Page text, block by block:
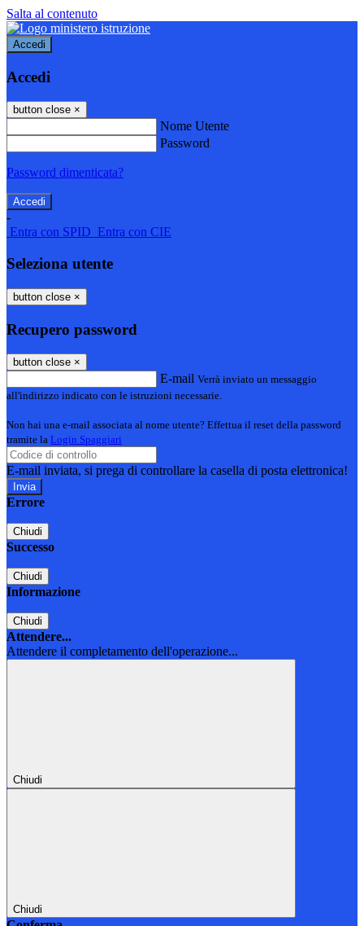
Salta al contenuto
Accedi
Accedi
button close ×
Nome Utente
Password
Password dimenticata?
-
Entra con SPID Entra con CIE
Seleziona utente
button close ×
Recupero password
button close ×
E-mail Verrà inviato un messaggio
all'indirizzo indicato con le istruzioni necessarie.
Non hai una e-mail associata al nome utente? Effettua il reset della password
tramite la Login Spaggiari
E-mail inviata, si prega di controllare la casella di posta elettronica!
Errore
Chiudi
Successo
Chiudi
Informazione
Chiudi
Attendere...
Attendere il completamento dell'operazione...
Chiudi
Chiudi